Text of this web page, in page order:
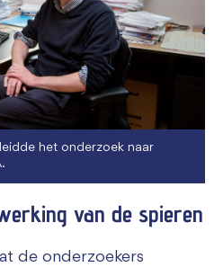
het onderzoek naar
van de spieren
de onderzoekers